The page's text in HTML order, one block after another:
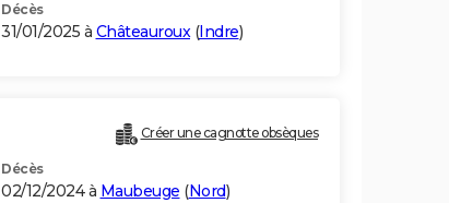
Décès
31/01/2025 à Châteauroux(Indre)
Créer une cagnotte obsèques
Décès
02/12/2024 à Maubeuge (Nord)